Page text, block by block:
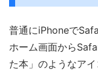
普通にiPhoneで
ホーム画面から
た本」のようなア